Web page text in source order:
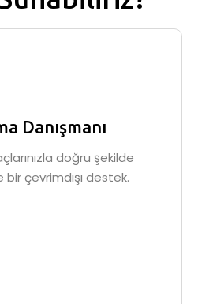
Danışmanı
doğru şekilde
çevrimdışı destek.